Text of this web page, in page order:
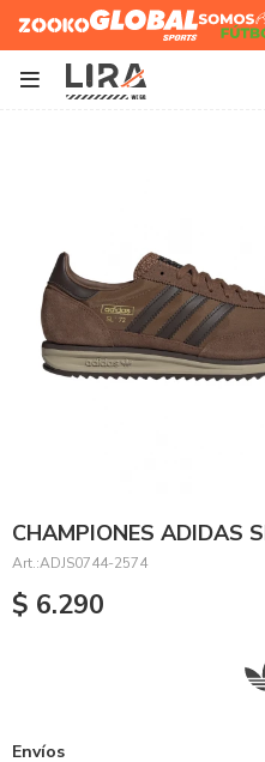
Zooko Global Sports
Somos
Futbol

CHAMPIONES ADIDAS
ADJS0744-2574
$ 6.290
Envíos